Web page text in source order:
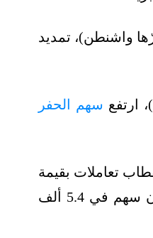
واشنطن)، تمديد
سهم الحفر
تعاملات بقيمة
تزيد على 132 مليون ريال (35.15 مليون دولار) من خلال التداول على 1.14 مليون سهم في 5.4 ألف